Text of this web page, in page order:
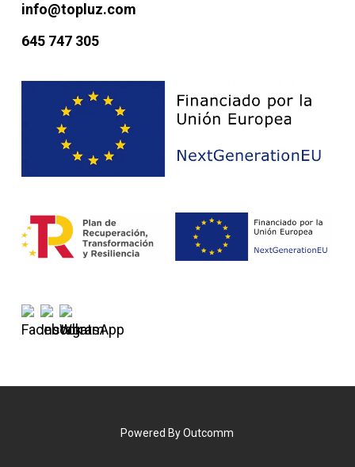
info@topluz.com
645 747 305
Powered ByOutcomm